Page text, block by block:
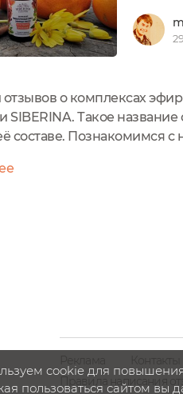
о комплексах
SIBERINA. Такое
составе. Познакомимся
ни только обычные
Правила написания
cookie для
пользоваться сайтом вы